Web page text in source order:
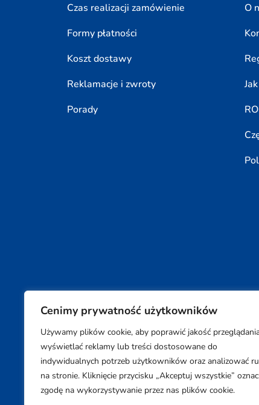
Cenimy prywatność użytkowników
Używamy plików cookie, aby poprawić jakość
wyświetlać reklamy lub treści dostosowane do
indywidualnych potrzeb użytkowników oraz analizować
na stronie. Kliknięcie przycisku „Akceptuj wszystkie”
zgodę na wykorzystywanie przez nas plików cookie.
Czas realizacji zamówienie
Formy płatności
Koszt dostawy
Reklamacje i zwroty
Porady
O
Copyright © 2026 SUPON BC sp, z o. o. sp. k.